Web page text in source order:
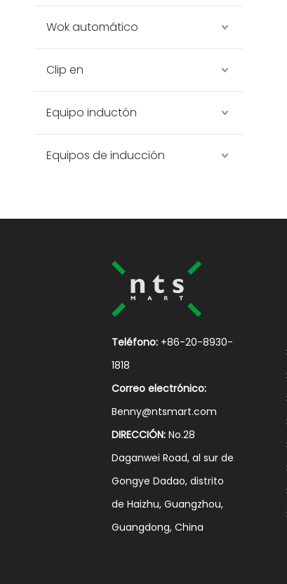
Wok automático
Clip en
Equipo inductón
Equipos de inducción
Teléfono: +86-20-8930-
1818
Correo electrónico:
Benny@ntsmart.com
DIRECCIÓN: No.28
Daganwei Road, al sur de
Gongye Dadao, distrito
de Haizhu, Guangzhou,
Guangdong, China